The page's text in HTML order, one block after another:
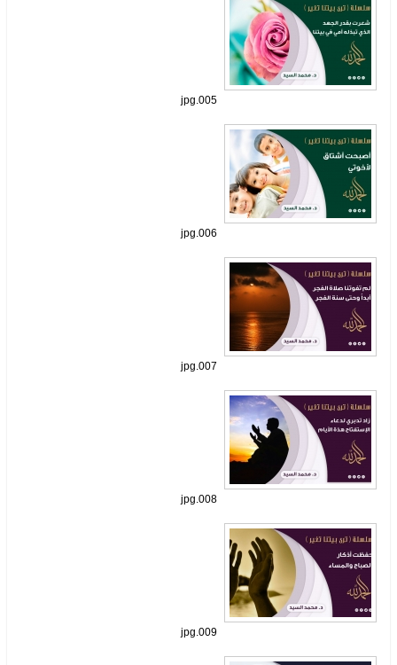
005.jpg
006.jpg
007.jpg
008.jpg
009.jpg